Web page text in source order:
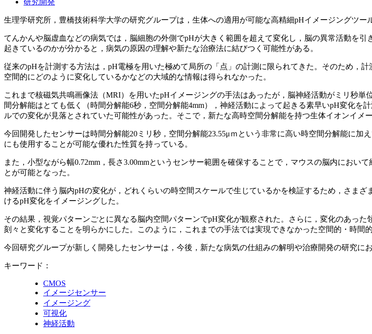
研究開発
生理学研究所，豊橋技術科学大学の研究グループは，生体への適用が可能な高精細pHイメージングツー
てんかんや脳虚血などの病気では，脳細胞の外側でpHが大きく範囲を超えて変化し，脳の異常活動を
起きているのかが分かると，病気の原因の理解や新たな治療法に結びつく可能性がある。
従来のpHを計測する方法は，pH電極を用いた極めて局所の「点」の計測に限られてきた。そのため，
空間的にどのように変化しているかなどの大域的な情報は得られなかった。
これまで核磁気共鳴画像法（MRI）を用いたpHイメージングの手法はあったが，脳神経活動がミリ秒
間分解能はとても低く（時間分解能6秒，空間分解能4mm），神経活動によって起きる素早いpH変化
ルでの変化が見落とされていた可能性があった。そこで，新たな高時空間分解能を持つ生体イオンイメ
今回開発したセンサーは時間分解能20ミリ秒，空間分解能23.55μｍという非常に高い時空間分解能に
にも使用することが可能な優れた性質を持っている。
また，小型ながら幅0.72mm，長さ3.00mmというセンサー範囲を確保することで，マウスの脳内におい
とが可能となった。
神経活動に伴う脳内pHの変化が，どれくらいの時空間スケールで生じているかを検証するため，さま
けるpH変化をイメージングした。
その結果，視覚パターンごとに異なる脳内空間パターンでpH変化が観察された。さらに，変化のあっ
刻々と変化することを明らかにした。このように，これまでの手法では実現できなかった空間的・時間
今回研究グループが新しく開発したセンサーは，今後，新たな病気の仕組みの解明や治療開発の研究に
キーワード：
CMOS
イメージセンサー
イメージング
可視化
神経活動